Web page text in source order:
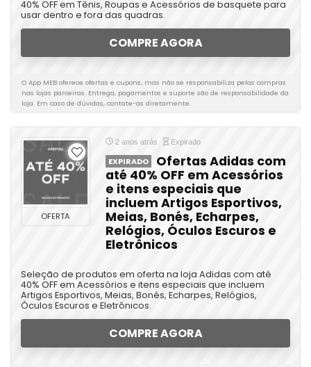
40% OFF em Tênis, Roupas e Acessórios de basquete para
usar dentro e fora das quadras.
COMPRE AGORA
O App MEB oferece ofertas e cupons, mas não se responsabiliza pelas compras
nas lojas parceiras. Entrega, pagamentos e suporte são de responsabilidade da
loja. Em caso de dúvidas, contate-as diretamente.
OFERTA
2 anos atrás Expirado
EXPIRADO
Ofertas Adidas com
até 40% OFF em Acessórios
e itens especiais que
incluem Artigos Esportivos,
Meias, Bonés, Echarpes,
Relógios, Óculos Escuros e
Eletrônicos
Seleção de produtos em oferta na loja Adidas com até
40% OFF em Acessórios e itens especiais que incluem
Artigos Esportivos, Meias, Bonés, Echarpes, Relógios,
Óculos Escuros e Eletrônicos.
COMPRE AGORA